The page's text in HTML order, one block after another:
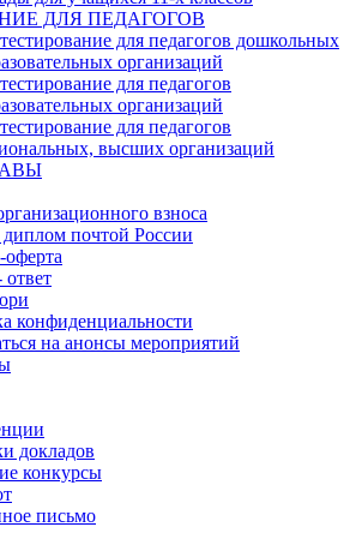
ДЛЯ ПЕДАГОГОВ
для педагогов дошкольных
организаций
для педагогов
организаций
для педагогов
высших организаций
взноса
диплом почтой России
конфиденциальности
на анонсы мероприятий
докладов
конкурсы
письмо